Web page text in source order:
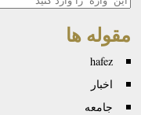
مقوله ها
hafez
اخبار
جامعه